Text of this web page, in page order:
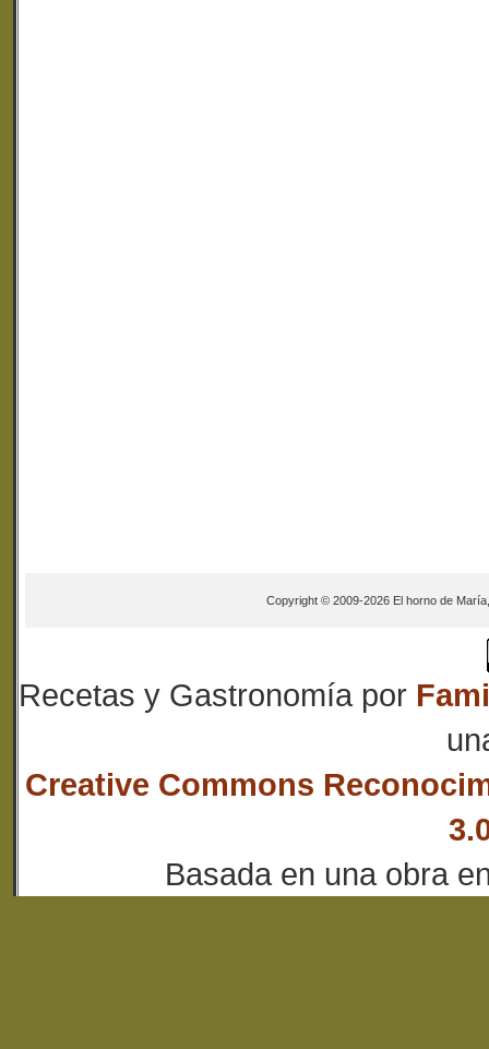
Copyright © 2009-2026 El horno de
Recetas y Gastronomía por
Creative Commons
Basada en una obra